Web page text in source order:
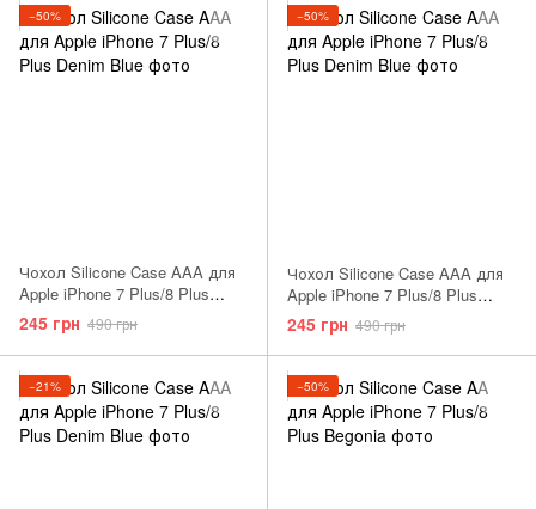
−50%
Чохол Silicone Case AAA для
Apple iPhone 7 Plus/8 Plus
Vintage Red
245 грн 490 грн
−50%
Чохол Silicone Case AAA для
Apple iPhone 7 Plus/8 Plus
Rose Red
245 грн 490 грн
−21% −50%